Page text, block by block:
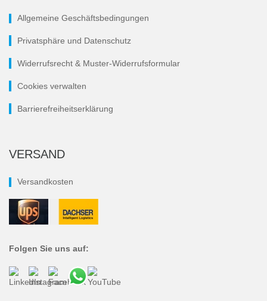
Allgemeine Geschäftsbedingungen
Privatsphäre und Datenschutz
Widerrufsrecht & Muster-Widerrufsformular
Cookies verwalten
Barrierefreiheitserklärung
VERSAND
Versandkosten
Folgen Sie uns auf: